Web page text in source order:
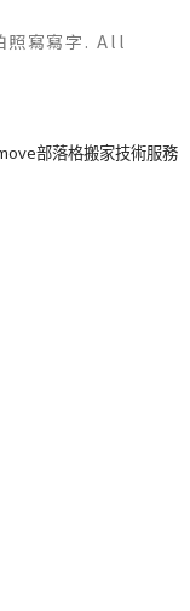
寫寫字. All
部落格搬家技術服務